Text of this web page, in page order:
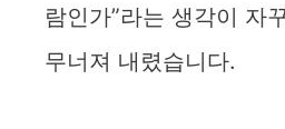
람인가”라는 생각이 자
무너져 내렸습니다.